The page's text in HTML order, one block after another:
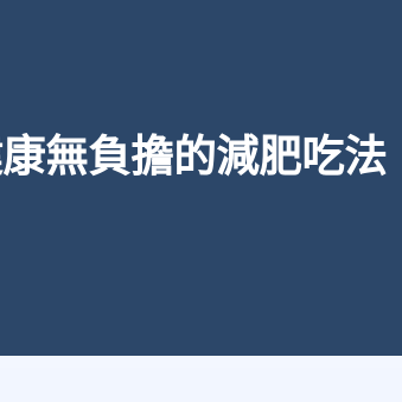
無負擔的減肥吃法